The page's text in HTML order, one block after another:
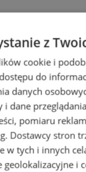
Zabrzu
z
cookie i
do
danych
dane
pomiaru
Dostawcy stron
w tych i innych
i